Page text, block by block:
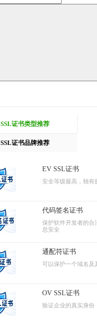
SSL证书类型推荐
SSL证书品牌推荐
EV SSL证书
安全等级最高，独有
代码签名证书
保护软件开发者的合
息安全
通配符证书
可以保护一个域名及
OV SSL证书
验证企业的真实身份